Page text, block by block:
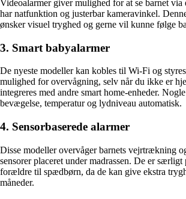
Videoalarmer giver mulighed for at se barnet via
har natfunktion og justerbar kameravinkel.
ønsker visuel tryghed og gerne vil kunne følge
3. Smart babyalarmer
De nyeste modeller kan kobles til Wi-Fi og
mulighed for overvågning, selv når du ikke er
integreres med andre smart home-enheder.
bevægelse, temperatur og lydniveau automatisk.
4. Sensorbaserede alarmer
Disse modeller overvåger barnets vejrtrækning
sensorer placeret under madrassen. De er
forældre til spædbørn, da de kan give ekstra
måneder.